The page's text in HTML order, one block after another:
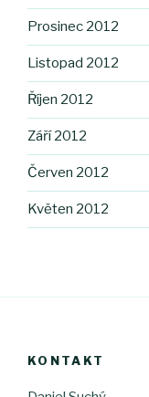
Prosinec 2012
Listopad 2012
Říjen 2012
Září 2012
Červen 2012
Květen 2012
KONTAKT